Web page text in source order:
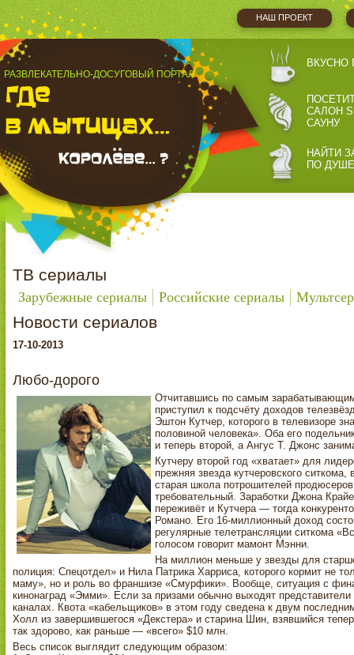
НАШ ПРОЕКТ
РАЗВЛЕКАТЕЛЬНО-ДОСУГОВЫЙ ПОРТАЛ
ВКУСНО
САЛОН
САУНУ
НАЙТИ
ПО ДУШЕ
ТВ сериалы
Зарубежные сериалы Российские сериалы
Новости сериалов
17-10-2013
Любо-дорого
Отчитавшись по самым
приступил к подсчёту доходов
Эштон Кутчер, которого в телевизоре
половиной человека». Оба его
и теперь второй, а Ангус Т. Джонс
Кутчеру второй год «хватает» для
прежняя звезда кутчеровского
старая школа потрошителей
требовательный. Заработки Джона
переживёт и Кутчера — тогда
Романо. Его 16-миллионный доход
регулярные телетрансляции ситкома
голосом говорит мамонт Мэнни.
На миллион меньше у звезды для
полиция: Спецотдел» и Нила Патрика Харриса, которого кормит не
маму», но и роль во франшизе «Смурфики». Вообще, ситуация с
кинонаград «Эмми». Если за призами обычно выходят
каналах. Квота «кабельщиков» в этом году сведена к двум
Холл из завершившегося «Декстера» и старина Шин, взявшийся
так здорово, как раньше — «всего» $10 млн.
Весь список выглядит следующим образом: